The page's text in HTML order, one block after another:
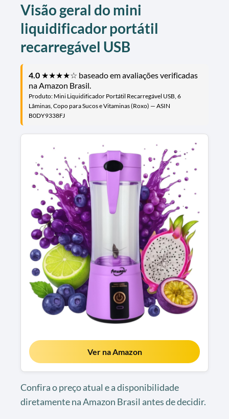
Visão geral do mini
liquidificador portátil
recarregável USB
4.0 ★★★★☆ baseado em avaliações verificadas
na Amazon Brasil.
Produto: Mini Liquidificador Portátil Recarregável USB, 6
Lâminas, Copo para Sucos e Vitaminas (Roxo) — ASIN
B0DY9338FJ
Ver na Amazon
Confira o preço atual e a disponibilidade
diretamente na Amazon Brasil antes de decidir.